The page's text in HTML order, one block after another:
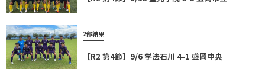
2部結果
【R2 第4節】9/6 学法石川 4-1 盛岡中央